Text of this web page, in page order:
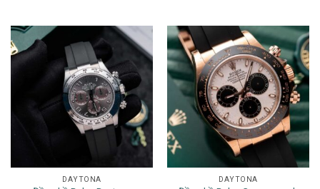
DAYTONA DAYTONA